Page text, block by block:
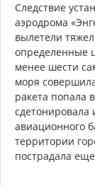
Следствие
аэродрома
вылетели
определенные
менее шести
моря
ракета попала
сдетонировала
авиационного
территории
пострадала